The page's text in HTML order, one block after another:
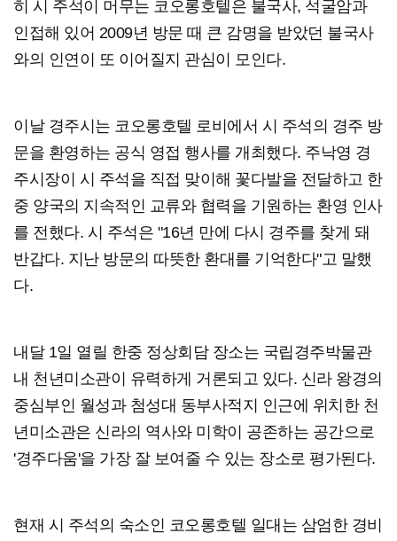
히 시 주석이 머무는 코오롱호텔은 불국사, 석굴암과
인접해 있어 2009년 방문 때 큰 감명을 받았던 불국사
와의 인연이 또 이어질지 관심이 모인다.
이날 경주시는 코오롱호텔 로비에서 시 주석의 경주 방
문을 환영하는 공식 영접 행사를 개최했다. 주낙영 경
주시장이 시 주석을 직접 맞이해 꽃다발을 전달하고 한
중 양국의 지속적인 교류와 협력을 기원하는 환영 인사
를 전했다. 시 주석은 "16년 만에 다시 경주를 찾게 돼
반갑다. 지난 방문의 따뜻한 환대를 기억한다"고 말했
다.
내달 1일 열릴 한중 정상회담 장소는 국립경주박물관
내 천년미소관이 유력하게 거론되고 있다. 신라 왕경의
중심부인 월성과 첨성대 동부사적지 인근에 위치한 천
년미소관은 신라의 역사와 미학이 공존하는 공간으로
'경주다움'을 가장 잘 보여줄 수 있는 장소로 평가된다.
현재 시 주석의 숙소인 코오롱호텔 일대는 삼엄한 경비